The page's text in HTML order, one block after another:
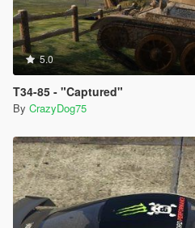
5.0
T34-85 - "Captured"
By CrazyDog75